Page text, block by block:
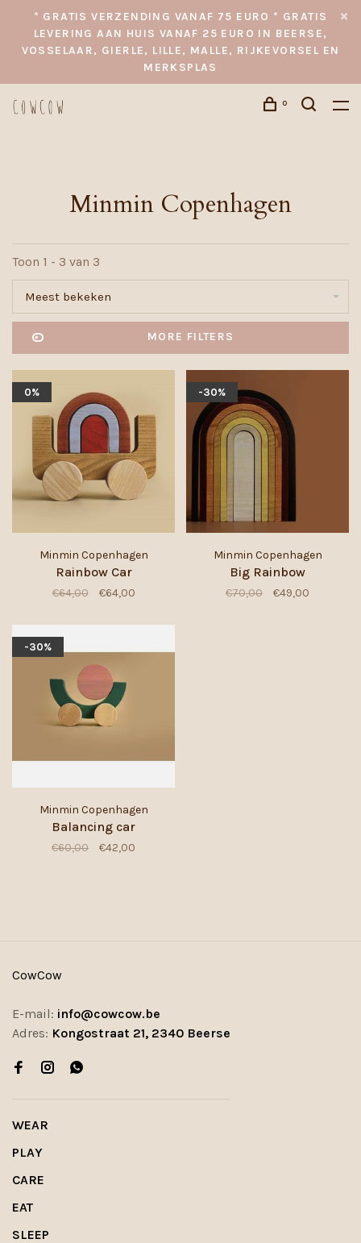
* GRATIS VERZENDING VANAF 75 EURO * GRATIS
LEVERING AAN HUIS VANAF 25 EURO IN BEERSE,
VOSSELAAR, GIERLE, LILLE, MALLE, RIJKEVORSEL EN
MERKSPLAS
0
Minmin Copenhagen
Toon 1 - 3 van 3
Meest bekeken
MORE FILTERS
0%
Minmin Copenhagen
Rainbow Car
€64,00 €64,00
-30%
Minmin Copenhagen
Big Rainbow
€70,00 €49,00
-30%
Minmin Copenhagen
Balancing car
€60,00 €42,00
CowCow
E-mail: info@cowcow.be
Adres: Kongostraat 21, 2340 Beerse
WEAR
PLAY
CARE
EAT
SLEEP